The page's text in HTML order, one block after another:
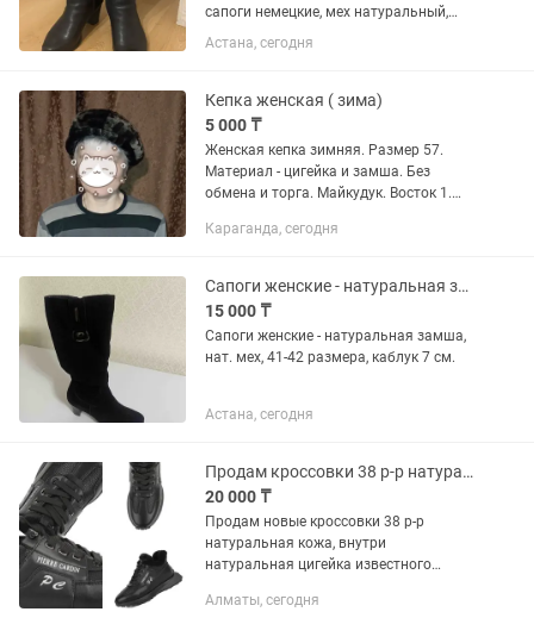
сапоги немецкие, мех натуральный,
цигейка. Tomas Munoz. Очень теплые, в
отличном состоянии. К ним в подарок
Астана, сегодня
Кепка женская ( зима)
5 000 ₸
Женская кепка зимняя. Размер 57.
Материал - цигейка и замша. Без
обмена и торга. Майкудук. Восток 1.
Караганда, сегодня
Сапоги женские - натуральная замша, цигейка,41-42 размера, каблук 7 см.
15 000 ₸
Сапоги женские - натуральная замша,
нат. мех, 41-42 размера, каблук 7 см.
Астана, сегодня
Продам кроссовки 38 р-р натуральная кожа французского бренда
20 000 ₸
Продам новые кроссовки 38 р-р
натуральная кожа, внутри
натуральная цигейка известного
теплые до - 30 градусов,высокого
Алматы, сегодня